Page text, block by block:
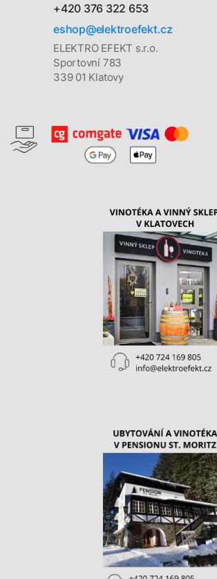
+420 376 322 653
eshop@elektroefekt.cz
ELEKTRO EFEKT s.r.o.
Sportovní 783
339 01 Klatovy